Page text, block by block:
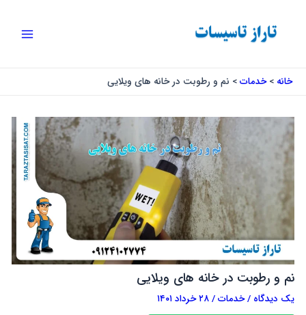
Menu
خانه خدمات نم و رطوبت در خانه های ویلایی
نم و رطوبت در خانه های ویلایی
یک دیدگاه /خدمات/۲۸ خرداد ۱۴۰۱